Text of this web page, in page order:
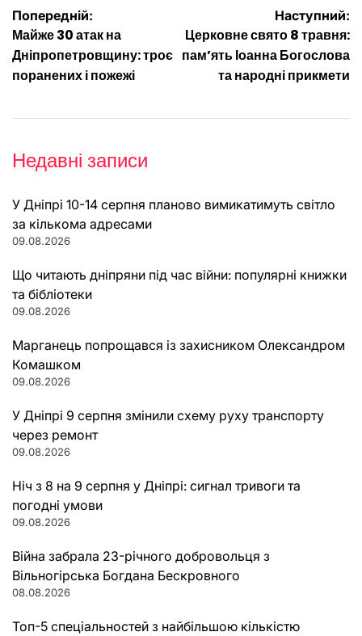
Навігація
записів
Попередній:
Майже 30 атак на
Дніпропетровщину: троє
поранених і пожежі
Наступний:
Церковне свято 8 травня:
пам’ять Іоанна Богослова
та народні прикмети
Недавні записи
У Дніпрі 10-14 серпня планово вимикатимуть світло
за кількома адресами
09.08.2026
Що читають дніпряни під час війни: популярні книжки
та бібліотеки
09.08.2026
Марганець попрощався із захисником Олександром
Комашком
09.08.2026
У Дніпрі 9 серпня змінили схему руху транспорту
через ремонт
09.08.2026
Ніч з 8 на 9 серпня у Дніпрі: сигнал тривоги та
погодні умови
09.08.2026
Війна забрала 23-річного добровольця з
Вільногірська Богдана Бескровного
08.08.2026
Топ-5 спеціальностей з найбільшою кількістю